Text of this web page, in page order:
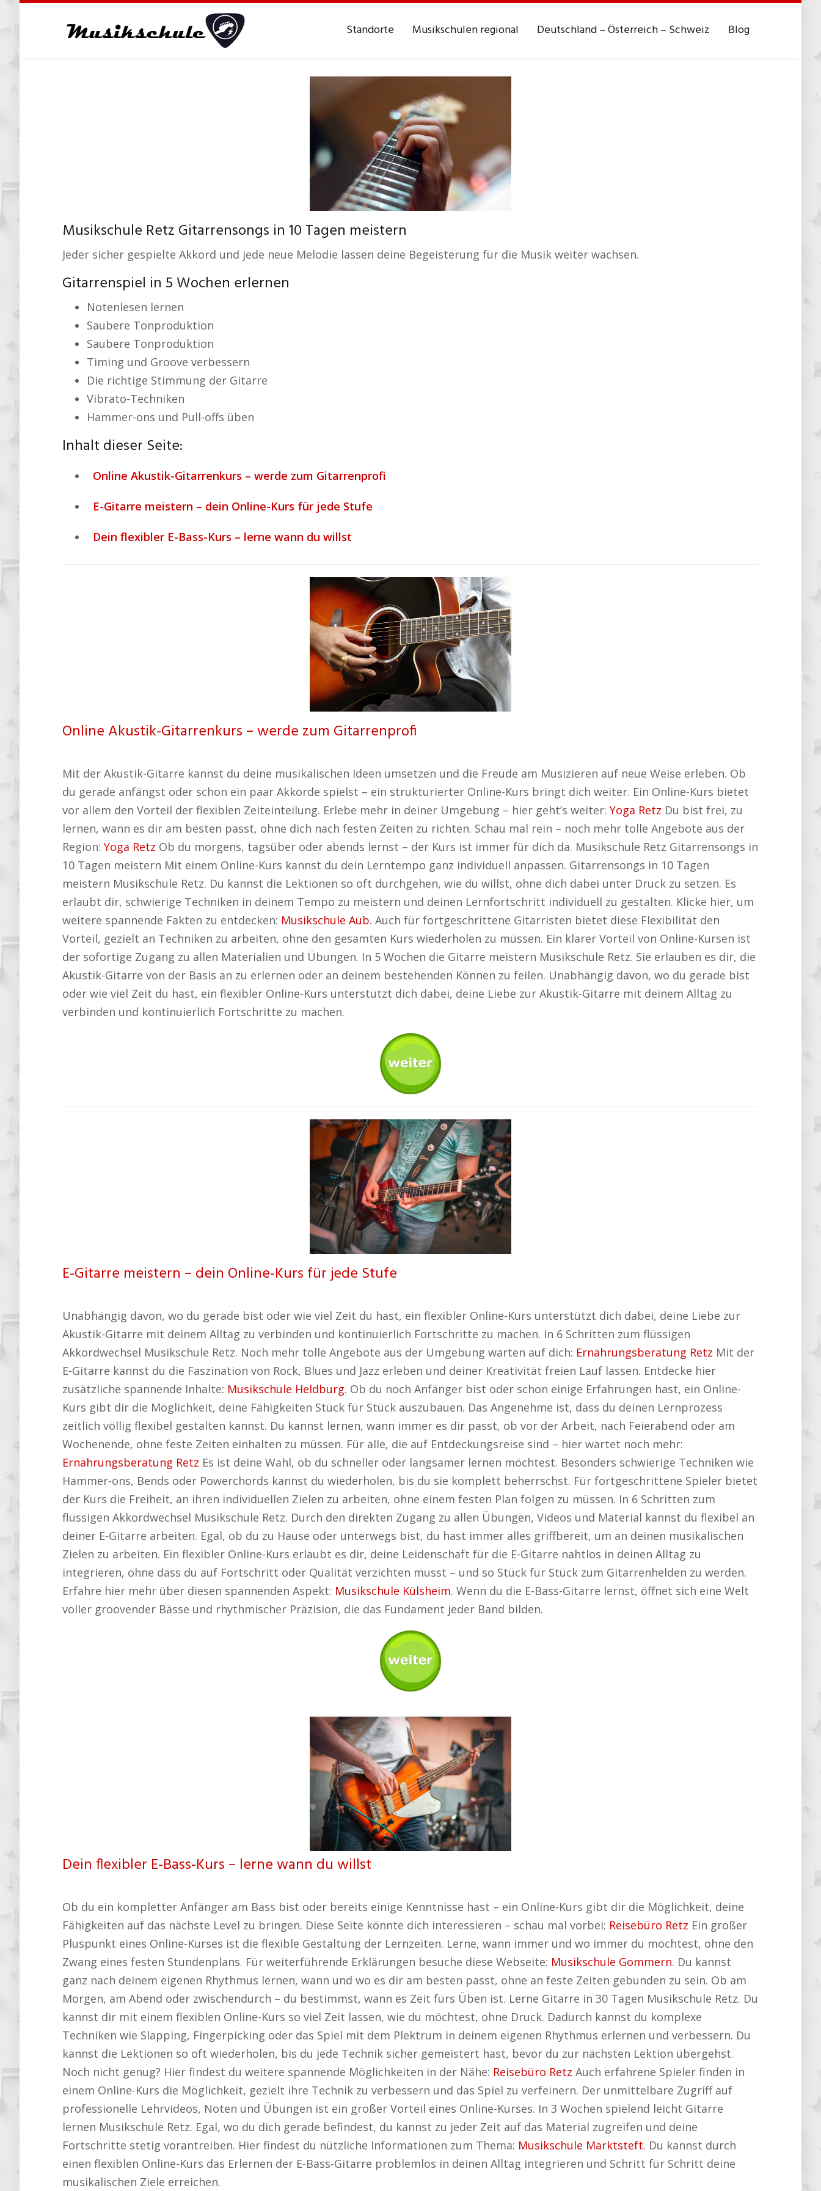
content
Standorte Musikschulen regional Deutschland – Österreich – Schweiz Blog
Musikschule Retz Gitarrensongs in 10 Tagen meistern
Jeder sicher gespielte Akkord und jede neue Melodie lassen deine Begeisterung für die Musik weiter wachsen.
Gitarrenspiel in 5 Wochen erlernen
Notenlesen lernen
Saubere Tonproduktion
Saubere Tonproduktion
Timing und Groove verbessern
Die richtige Stimmung der Gitarre
Vibrato-Techniken
Hammer-ons und Pull-offs üben
Inhalt dieser Seite:
Online Akustik-Gitarrenkurs – werde zum Gitarrenprofi
E-Gitarre meistern – dein Online-Kurs für jede Stufe
Dein flexibler E-Bass-Kurs – lerne wann du willst
Online Akustik-Gitarrenkurs – werde zum Gitarrenprofi
Mit der Akustik-Gitarre kannst du deine musikalischen Ideen umsetzen und die Freude am Musizieren auf neue Weise erleben. Ob
du gerade anfängst oder schon ein paar Akkorde spielst – ein strukturierter Online-Kurs bringt dich weiter. Ein Online-Kurs bietet
vor allem den Vorteil der flexiblen Zeiteinteilung. Erlebe mehr in deiner Umgebung – hier geht’s weiter: Yoga Retz Du bist frei, zu
lernen, wann es dir am besten passt, ohne dich nach festen Zeiten zu richten. Schau mal rein – noch mehr tolle Angebote aus der
Region: Yoga Retz Ob du morgens, tagsüber oder abends lernst – der Kurs ist immer für dich da. Musikschule Retz Gitarrensongs in
10 Tagen meistern Mit einem Online-Kurs kannst du dein Lerntempo ganz individuell anpassen. Gitarrensongs in 10 Tagen
meistern Musikschule Retz. Du kannst die Lektionen so oft durchgehen, wie du willst, ohne dich dabei unter Druck zu setzen. Es
erlaubt dir, schwierige Techniken in deinem Tempo zu meistern und deinen Lernfortschritt individuell zu gestalten. Klicke hier, um
weitere spannende Fakten zu entdecken: Musikschule Aub. Auch für fortgeschrittene Gitarristen bietet diese Flexibilität den
Vorteil, gezielt an Techniken zu arbeiten, ohne den gesamten Kurs wiederholen zu müssen. Ein klarer Vorteil von Online-Kursen ist
der sofortige Zugang zu allen Materialien und Übungen. In 5 Wochen die Gitarre meistern Musikschule Retz. Sie erlauben es dir, die
Akustik-Gitarre von der Basis an zu erlernen oder an deinem bestehenden Können zu feilen. Unabhängig davon, wo du gerade bist
oder wie viel Zeit du hast, ein flexibler Online-Kurs unterstützt dich dabei, deine Liebe zur Akustik-Gitarre mit deinem Alltag zu
verbinden und kontinuierlich Fortschritte zu machen.
E-Gitarre meistern – dein Online-Kurs für jede Stufe
Unabhängig davon, wo du gerade bist oder wie viel Zeit du hast, ein flexibler Online-Kurs unterstützt dich dabei, deine Liebe zur
Akustik-Gitarre mit deinem Alltag zu verbinden und kontinuierlich Fortschritte zu machen. In 6 Schritten zum flüssigen
Akkordwechsel Musikschule Retz. Noch mehr tolle Angebote aus der Umgebung warten auf dich: Ernährungsberatung Retz Mit der
E-Gitarre kannst du die Faszination von Rock, Blues und Jazz erleben und deiner Kreativität freien Lauf lassen. Entdecke hier
zusätzliche spannende Inhalte: Musikschule Heldburg. Ob du noch Anfänger bist oder schon einige Erfahrungen hast, ein Online-
Kurs gibt dir die Möglichkeit, deine Fähigkeiten Stück für Stück auszubauen. Das Angenehme ist, dass du deinen Lernprozess
zeitlich völlig flexibel gestalten kannst. Du kannst lernen, wann immer es dir passt, ob vor der Arbeit, nach Feierabend oder am
Wochenende, ohne feste Zeiten einhalten zu müssen. Für alle, die auf Entdeckungsreise sind – hier wartet noch mehr:
Ernährungsberatung Retz Es ist deine Wahl, ob du schneller oder langsamer lernen möchtest. Besonders schwierige Techniken wie
Hammer-ons, Bends oder Powerchords kannst du wiederholen, bis du sie komplett beherrschst. Für fortgeschrittene Spieler bietet
der Kurs die Freiheit, an ihren individuellen Zielen zu arbeiten, ohne einem festen Plan folgen zu müssen. In 6 Schritten zum
flüssigen Akkordwechsel Musikschule Retz. Durch den direkten Zugang zu allen Übungen, Videos und Material kannst du flexibel an
deiner E-Gitarre arbeiten. Egal, ob du zu Hause oder unterwegs bist, du hast immer alles griffbereit, um an deinen musikalischen
Zielen zu arbeiten. Ein flexibler Online-Kurs erlaubt es dir, deine Leidenschaft für die E-Gitarre nahtlos in deinen Alltag zu
integrieren, ohne dass du auf Fortschritt oder Qualität verzichten musst – und so Stück für Stück zum Gitarrenhelden zu werden.
Erfahre hier mehr über diesen spannenden Aspekt: Musikschule Külsheim. Wenn du die E-Bass-Gitarre lernst, öffnet sich eine Welt
voller groovender Bässe und rhythmischer Präzision, die das Fundament jeder Band bilden.
Dein flexibler E-Bass-Kurs – lerne wann du willst
Ob du ein kompletter Anfänger am Bass bist oder bereits einige Kenntnisse hast – ein Online-Kurs gibt dir die Möglichkeit, deine
Fähigkeiten auf das nächste Level zu bringen. Diese Seite könnte dich interessieren – schau mal vorbei: Reisebüro Retz Ein großer
Pluspunkt eines Online-Kurses ist die flexible Gestaltung der Lernzeiten. Lerne, wann immer und wo immer du möchtest, ohne den
Zwang eines festen Stundenplans. Für weiterführende Erklärungen besuche diese Webseite: Musikschule Gommern. Du kannst
ganz nach deinem eigenen Rhythmus lernen, wann und wo es dir am besten passt, ohne an feste Zeiten gebunden zu sein. Ob am
Morgen, am Abend oder zwischendurch – du bestimmst, wann es Zeit fürs Üben ist. Lerne Gitarre in 30 Tagen Musikschule Retz. Du
kannst dir mit einem flexiblen Online-Kurs so viel Zeit lassen, wie du möchtest, ohne Druck. Dadurch kannst du komplexe
Techniken wie Slapping, Fingerpicking oder das Spiel mit dem Plektrum in deinem eigenen Rhythmus erlernen und verbessern. Du
kannst die Lektionen so oft wiederholen, bis du jede Technik sicher gemeistert hast, bevor du zur nächsten Lektion übergehst.
Noch nicht genug? Hier findest du weitere spannende Möglichkeiten in der Nähe: Reisebüro Retz Auch erfahrene Spieler finden in
einem Online-Kurs die Möglichkeit, gezielt ihre Technik zu verbessern und das Spiel zu verfeinern. Der unmittelbare Zugriff auf
professionelle Lehrvideos, Noten und Übungen ist ein großer Vorteil eines Online-Kurses. In 3 Wochen spielend leicht Gitarre
lernen Musikschule Retz. Egal, wo du dich gerade befindest, du kannst zu jeder Zeit auf das Material zugreifen und deine
Fortschritte stetig vorantreiben. Hier findest du nützliche Informationen zum Thema: Musikschule Marktsteft. Du kannst durch
einen flexiblen Online-Kurs das Erlernen der E-Bass-Gitarre problemlos in deinen Alltag integrieren und Schritt für Schritt deine
musikalischen Ziele erreichen.